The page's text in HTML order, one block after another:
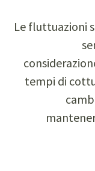
Le fluttuazioni
tempi di